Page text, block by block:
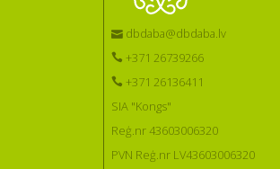
dbdaba@dbdaba.lv
+371 26739266
+371 26136411
SIA "Kongs"
Reģ.nr 43603006320
PVN Reģ.nr LV43603006320